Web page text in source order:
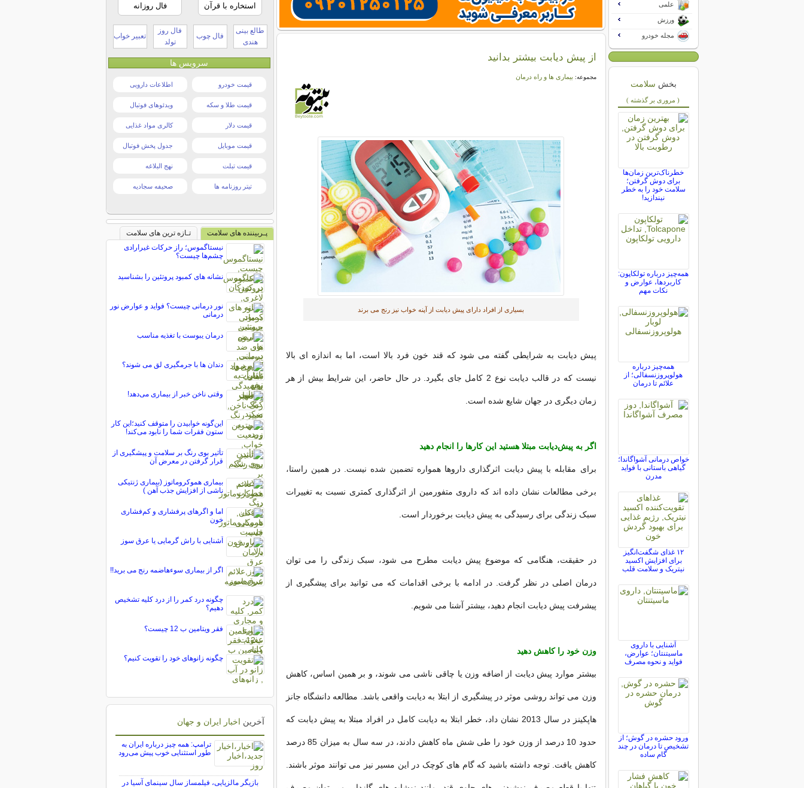
از پیش دیابت بیشتر بدانید
مجموعه: بیماری ها و راه درمان
بسیاری از افراد دارای پیش دیابت از آپنه خواب نیز رنج می برند
پیش دیابت به شرایطی گفته می شود که قند خون فرد بالا است، اما به اندازه ای بالا
نیست که در قالب دیابت نوع 2 کامل جای بگیرد. در حال حاضر، این شرایط بیش از هر
زمان دیگری در جهان شایع شده است.
اگر به پیش‌دیابت مبتلا هستید این کارها را انجام دهید
برای مقابله با پیش دیابت اثرگذاری داروها همواره تضمین شده نیست. در همین راستا،
برخی مطالعات نشان داده اند که داروی متفورمین از اثرگذاری کمتری نسبت به تغییرات
سبک زندگی برای رسیدگی به پیش دیابت برخوردار است.
در حقیقت، هنگامی که موضوع پیش دیابت مطرح می شود، سبک زندگی را می توان
درمان اصلی در نظر گرفت. در ادامه با برخی اقدامات که می توانید برای پیشگیری از
پیشرفت پیش دیابت انجام دهید، بیشتر آشنا می شویم.
وزن خود را کاهش دهید
بیشتر موارد پیش دیابت از اضافه وزن یا چاقی ناشی می شوند، و بر همین اساس، کاهش
وزن می تواند روشی موثر در پیشگیری از ابتلا به دیابت واقعی باشد. مطالعه دانشگاه جانز
هاپکینز در سال 2013 نشان داد، خطر ابتلا به دیابت کامل در افراد مبتلا به پیش دیابت که
حدود 10 درصد از وزن خود را طی شش ماه کاهش دادند، در سه سال به میزان 85 درصد
کاهش یافت. توجه داشته باشید که گام های کوچک در این مسیر نیز می توانند موثر باشند.
علمی
ورزش
مجله خودرو
بخش سلامت
( مروری بر گذشته )
خطرناک‌ترین زمان‌ها
برای دوش گرفتن؛
سلامت خود را به خطر
نیندازید!
همه‌چیز درباره تولکاپون:
کاربردها، عوارض و
نکات مهم
همه‌چیز درباره
هولوپروزنسفالی؛ از
علائم تا درمان
خواص درمانی آشواگاندا؛
گیاهی باستانی با فواید
مدرن
۱۲ غذای شگفت‌انگیز
برای افزایش اکسید
نیتریک و سلامت قلب
آشنایی با داروی
ماسیتنتان؛ عوارض،
فواید و نحوه مصرف
ورود حشره در گوش؛ از
تشخیص تا درمان در چند
گام ساده
استخاره با قرآن فال روزانه
طالع بینی
هندی
فال چوب
فال روز
تولد
تعبیر خواب
سرویس ها
قیمت خودرو اطلاعات دارویی
قیمت طلا و سکه ویدئوهای فوتبال
قیمت دلار کالری مواد غذایی
قیمت موبایل جدول پخش فوتبال
قیمت تبلت نهج البلاغه
تیتر روزنامه ها صحیفه سجادیه
پـربیننده های سلامت
تـازه ترین های سلامت
نیستاگموس؛ راز حرکات غیرارادی
چشم‌ها چیست؟
نشانه های کمبود پروتئین را بشناسید
نور درمانی چیست؟ فواید و عوارض نور
درمانی
درمان یبوست با تغذیه مناسب
دندان ها با جرمگیری لق می شوند؟
وقتی ناخن خبر از بیماری می‌دهد!
این‌گونه خوابیدن را متوقف کنید؛این کار
ستون فقرات شما را نابود می‌کند!
تأثیر بوی رنگ بر سلامت و پیشگیری از
قرار گرفتن در معرض آن
بیماری هموکروماتوز (بیماری ژنتیکی
ناشی از افزایش جذب آهن )
اما و اگرهای پرفشاری و کم‌فشاری
خون
آشنایی با راش گرمایی یا عرق سوز
اگر از بیماری سوءهاضمه رنج می برید!!
چگونه درد کمر را از درد کلیه تشخیص
دهیم؟
فقر ویتامین ب 12 چیست؟
چگونه زانوهای خود را تقویت کنیم؟
آخرین اخبار ایران و جهان
ترامپ: همه چیز درباره ایران به
طور استثنایی خوب پیش می‌رود
بازیگر مالزیایی، فیلمساز سال سینمای آسیا در